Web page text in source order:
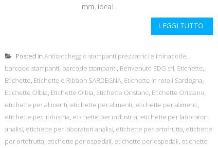
mm, ideal...
LEGGI TUTTO
Posted in Antitaccheggio stampanti prezzatrici eliminacode,
barcode stampanti, barcode stampanti, Benvenuto EDG srl, Etichette,
Etichette, Etichette e Ribbon SARDEGNA, Etichette in rotoli Sardegna,
Etichette Olbia, Etichette Olbia, Etichette Oristano, Etichette Oristano,
etichette per alimenti, etichette per alimenti, etichette per alimenti,
etichette per industria, etichette per industria, etichette per laboratori
analisi, etichette per laboratori analisi, etichette per ortofrutta, etichette
per ortofrutta, etichette per ospedali, etichette per ospedali, etichette